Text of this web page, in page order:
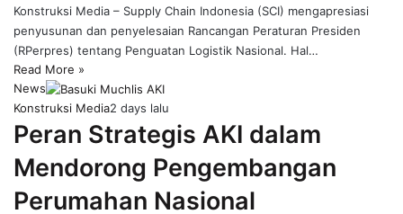
Konstruksi Media – Supply Chain Indonesia (SCI) mengapresiasi
penyusunan dan penyelesaian Rancangan Peraturan Presiden
(RPerpres) tentang Penguatan Logistik Nasional. Hal…
Read More »
News
Konstruksi Media2 days lalu
Peran Strategis AKI dalam
Mendorong Pengembangan
Perumahan Nasional